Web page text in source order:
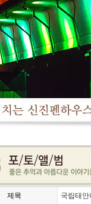
제목 국립태